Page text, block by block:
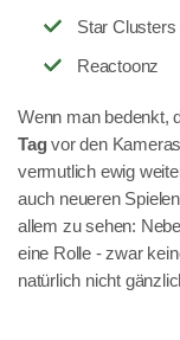
Star Clusters
Reactoonz
Wenn man bedenkt,
Tagvor den
vermutlich ewig
auch neueren
allem zu sehen:
eine Rolle - zwar
natürlich nicht